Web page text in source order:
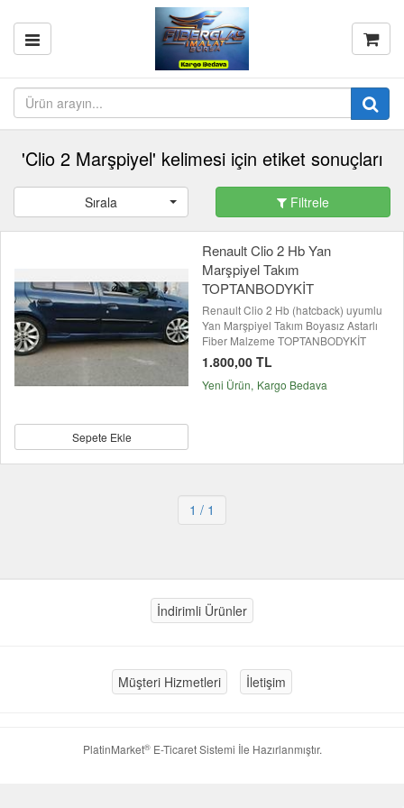
'Clio 2 Marşpiyel' kelimesi için etiket sonuçları
Sırala Filtrele
Sepete Ekle
Renault Clio 2 Hb Yan
Marşpiyel Takım
TOPTANBODYKİT
Renault Clio 2 Hb (hatcback) uyumlu
Yan Marşpiyel Takım Boyasız Astarlı
Fiber Malzeme TOPTANBODYKİT
1.800,00 TL
Yeni Ürün Kargo Bedava
1 / 1
İndirimli Ürünler
Müşteri Hizmetleri İletişim
PlatinMarket®E-Ticaret Sistemi İle Hazırlanmıştır.